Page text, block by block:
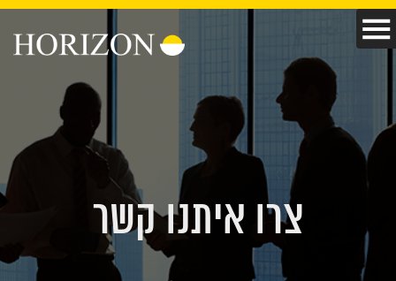
צרו איתנו קשר